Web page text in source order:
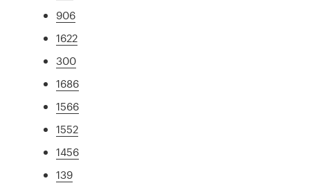
906
1622
300
1686
1566
1552
1456
139